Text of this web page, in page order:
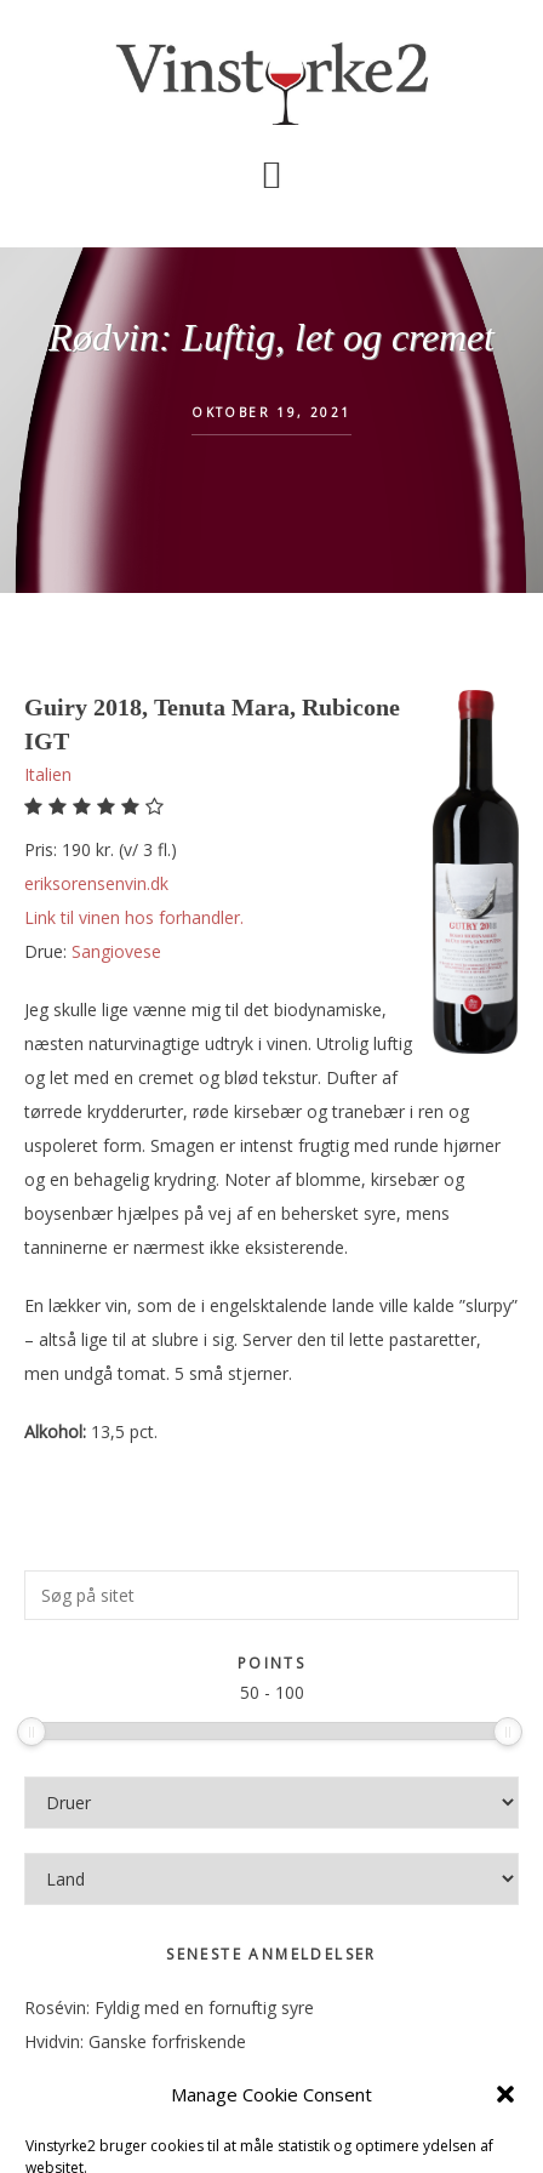
Manage Cookie Consent
Vinstyrke2 bruger cookies til at måle statistik og optimere ydelsen af
websitet.
Rødvin: Luftig, let og cremet
OKTOBER 19, 2021
Guiry 2018, Tenuta Mara, Rubicone
IGT
Italien
Pris: 190 kr. (v/ 3 fl.)
eriksorensenvin.dk
Link til vinen hos forhandler.
Drue:
sangiovese
Jeg skulle lige vænne mig til det biodynamiske,
næsten naturvinagtige udtryk i vinen. Utrolig luftig
og let med en cremet og blød tekstur. Dufter af
tørrede krydderurter, røde kirsebær og tranebær i ren og
uspoleret form. Smagen er intenst frugtig med runde hjørner
og en behagelig krydring. Noter af blomme, kirsebær og
boysenbær hjælpes på vej af en behersket syre, mens
tanninerne er nærmest ikke eksisterende.
En lækker vin, som de i engelsktalende lande ville kalde ”slurpy”
– altså lige til at slubre i sig. Server den til lette pastaretter,
men undgå tomat. 5 små stjerner.
Alkohol: 13,5 pct.
Primær
Sidebar
Søg
på
POINTS
50 - 100
SENESTE ANMELDELSER
Rosévin: Fyldig med en fornuftig syre
Hvidvin: Ganske forfriskende
Hvidvin: Smørfedme og tropisk sødme
Rosévin: Blød, rund og sødladen